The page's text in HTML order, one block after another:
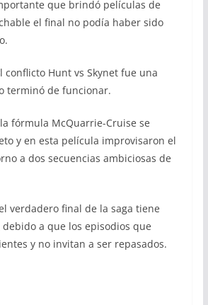
que brindó películas de
el final no podía haber sido
conflicto Hunt vs Skynet fue una
terminó de funcionar.
fórmula McQuarrie-Cruise se
y en esta película improvisaron el
a dos secuencias ambiciosas de
verdadero final de la saga tiene
debido a que los episodios que
y no invitan a ser repasados.